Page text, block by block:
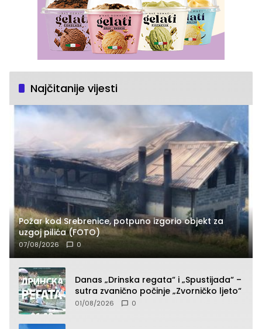
Najčitanije vijesti
Požar kod Srebrenice, potpuno izgorio objekt za
uzgoj pilića (FOTO)
07/08/2026 0
Danas „Drinska regata“ i „Spustijada“ –
sutra zvanično počinje „Zvorničko ljeto“
01/08/2026 0